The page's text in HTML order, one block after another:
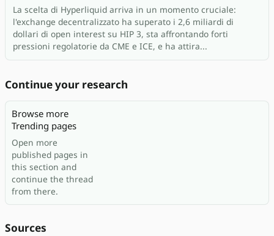
La scelta di Hyperliquid arriva in un momento cruciale:
l'exchange decentralizzato ha superato i 2,6 miliardi di
dollari di open interest su HIP 3, sta affrontando forti
pressioni regolatorie da CME e ICE, e ha attira...
Continue your research
Browse more
Trending pages
Open more
published pages in
this section and
continue the thread
from there.
Sources